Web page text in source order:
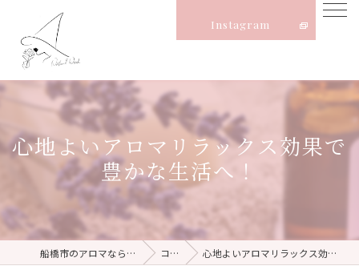
Instagram
心地よいアロマリラックス効果で
豊かな生活へ！
船橋市のアロマならNatural Witch コラム 心地よいアロマリラックス効果で豊かな生活へ！